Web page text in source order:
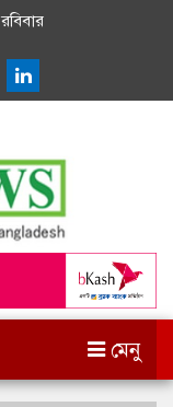
মেনু